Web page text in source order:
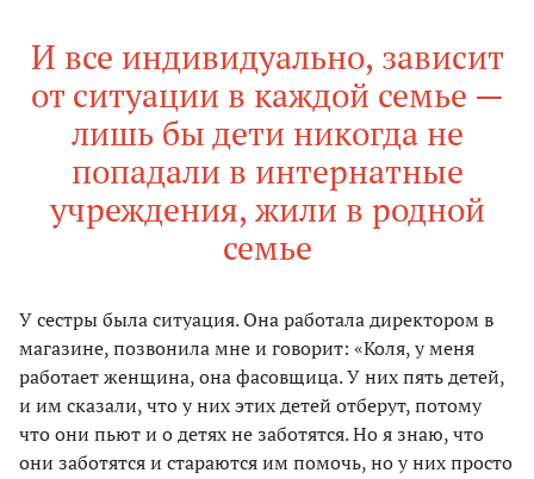
И все индивидуально, зависит
от ситуации в каждой семье —
лишь бы дети никогда не
попадали в интернатные
учреждения, жили в родной
семье
У сестры была ситуация. Она работала директором в
магазине, позвонила мне и говорит: «Коля, у меня
работает женщина, она фасовщица. У них пять детей,
и им сказали, что у них этих детей отберут, потому
что они пьют и о детях не заботятся. Но я знаю, что
они заботятся и стараются им помочь, но у них просто